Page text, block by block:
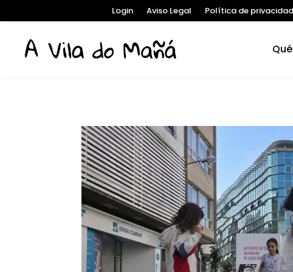
Login Aviso Legal Política de